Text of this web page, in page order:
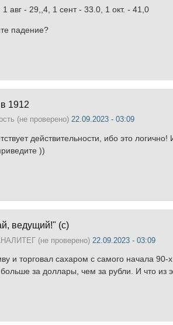
авг - 29,,4, 1 сент - 33.0, 1 окт. - 41,0
падение?
1912
(не проверено) 22.09.2023 - 03:09
действительности, ибо это
))
ведущий!" (с)
(не проверено) 22.09.2023 - 03:09
и торговал сахаром с самого начала
за доллары, чем за рубли. И что из